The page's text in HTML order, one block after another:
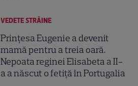
VEDETE STRĂINE
Prințesa Eugenie a devenit
mamă pentru a treia oară.
Nepoata reginei Elisabeta a II-
a a născut o fetiță în Portugalia